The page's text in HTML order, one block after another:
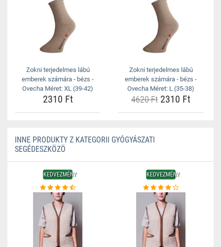
Zokni terjedelmes lábú
emberek számára - bézs -
Ovecha Méret: XL (39-42)
2310 Ft
Zokni terjedelmes lábú
emberek számára - bézs -
Ovecha Méret: L (35-38)
4620 Ft 2310 Ft
INNE PRODUKTY Z KATEGORII GYÓGYÁSZATI
SEGÉDESZKÖZÖ
KEDVEZMÉNY KEDVEZMÉNY